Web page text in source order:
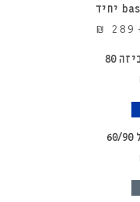
המחיר
היה:
₪ 289
הוספה לסל
80